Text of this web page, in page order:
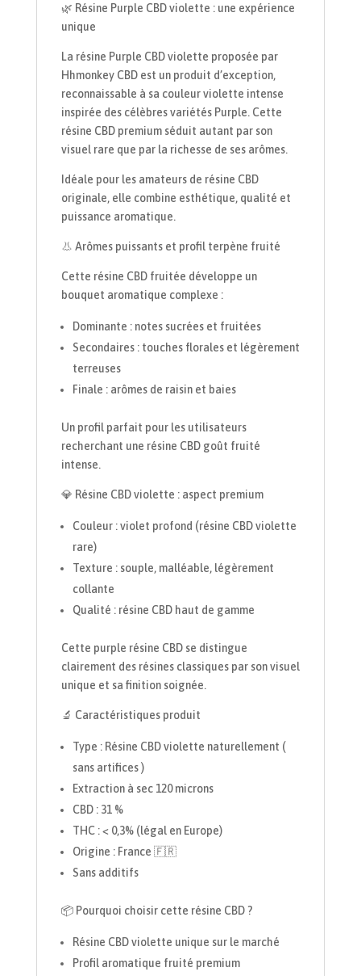
🌿 Résine Purple CBD violette : une expérience
unique
La résine Purple CBD violette proposée par
Hhmonkey CBD est un produit d’exception,
reconnaissable à sa couleur violette intense
inspirée des célèbres variétés Purple. Cette
résine CBD premium séduit autant par son
visuel rare que par la richesse de ses arômes.
Idéale pour les amateurs de résine CBD
originale, elle combine esthétique, qualité et
puissance aromatique.
👃 Arômes puissants et profil terpène fruité
Cette résine CBD fruitée développe un
bouquet aromatique complexe :
Dominante : notes sucrées et fruitées
Secondaires : touches florales et légèrement
terreuses
Finale : arômes de raisin et baies
Un profil parfait pour les utilisateurs
recherchant une résine CBD goût fruité
intense.
💎 Résine CBD violette : aspect premium
Couleur : violet profond (résine CBD violette
rare)
Texture : souple, malléable, légèrement
collante
Qualité : résine CBD haut de gamme
Cette purple résine CBD se distingue
clairement des résines classiques par son visuel
unique et sa finition soignée.
🔬 Caractéristiques produit
Type : Résine CBD violette naturellement (
sans artifices )
Extraction à sec 120 microns
CBD : 31 %
THC : < 0,3% (légal en Europe)
Origine : France 🇫🇷
Sans additifs
📦 Pourquoi choisir cette résine CBD ?
Résine CBD violette unique sur le marché
Profil aromatique fruité premium